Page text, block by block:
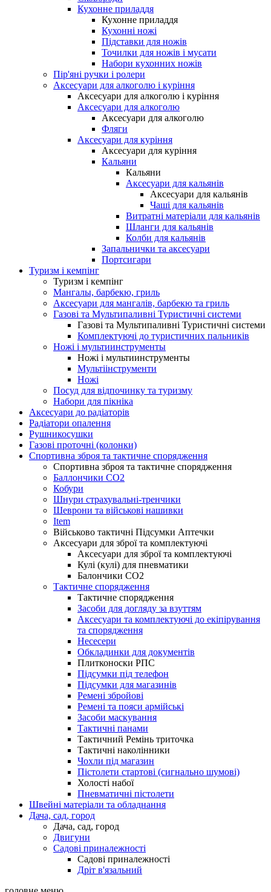
Кухонне приладдя
Кухонне приладдя
Кухонні ножі
Підставки для ножів
Точилки для ножів і мусати
Набори кухонних ножів
Пір'яні ручки і ролери
Аксесуари для алкоголю і куріння
Аксесуари для алкоголю і куріння
Аксесуари для алкоголю
Аксесуари для алкоголю
Фляги
Аксесуари для куріння
Аксесуари для куріння
Кальяни
Кальяни
Аксесуари для кальянів
Аксесуари для кальянів
Чаші для кальянів
Витратні матеріали для кальянів
Шланги для кальянів
Колби для кальянів
Запальнички та аксесуари
Портсигари
Туризм і кемпінг
Туризм і кемпінг
Мангалы, барбекю, гриль
Аксесуари для мангалів, барбекю та гриль
Газові та Мультипаливні Туристичні системи
Газові та Мультипаливні Туристичні системи
Комплектуючі до туристичних пальників
Ножі і мультиинструменты
Ножі і мультиинструменты
Мультіінструменти
Ножі
Посуд для відпочинку та туризму
Набори для пікніка
Аксесуари до радіаторів
Радіатори опалення
Рушникосушки
Газові проточні (колонки)
Спортивна зброя та тактичне спорядження
Спортивна зброя та тактичне спорядження
Баллончики CO2
Кобури
Шнури страхувальні-тренчики
Шеврони та військові нашивки
Item
Військово тактичні Підсумки Аптечки
Аксесуари для зброї та комплектуючі
Аксесуари для зброї та комплектуючі
Кулі (кулі) для пневматики
Балончики CO2
Тактичне спорядження
Тактичне спорядження
Засоби для догляду за взуттям
Аксесуари та комплектуючі до екіпірування
та спорядження
Несесери
Обкладинки для документів
Плитконоски РПС
Підсумки під телефон
Підсумки для магазинів
Ремені збройові
Ремені та пояси армійські
Засоби маскування
Тактичні панами
Тактичний Ремінь триточка
Тактичні наколінники
Чохли під магазин
Пістолети стартові (сигнально шумові)
Холості набої
Пневматичні пістолети
Швейні матеріали та обладнання
Дача, сад, город
Дача, сад, город
Двигуни
Садові приналежності
Садові приналежності
Дріт в'язальний